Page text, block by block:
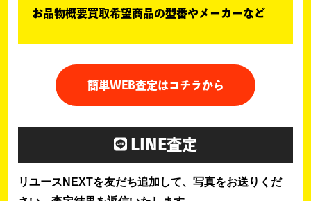
お品物概要買取希望商品の型番やメーカーなど
簡単WEB査定はコチラから
LINE査定
リユースNEXTを友だち追加して、写真をお送りくだ